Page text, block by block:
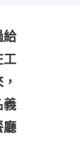
給
工
義
廳